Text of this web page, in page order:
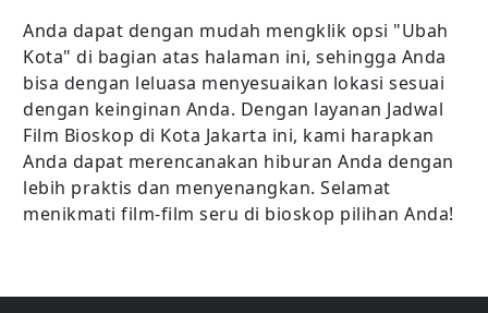
Anda dapat dengan mudah mengklik opsi "Ubah
Kota" di bagian atas halaman ini, sehingga Anda
bisa dengan leluasa menyesuaikan lokasi sesuai
dengan keinginan Anda. Dengan layanan Jadwal
Film Bioskop di Kota Jakarta ini, kami harapkan
Anda dapat merencanakan hiburan Anda dengan
lebih praktis dan menyenangkan. Selamat
menikmati film-film seru di bioskop pilihan Anda!